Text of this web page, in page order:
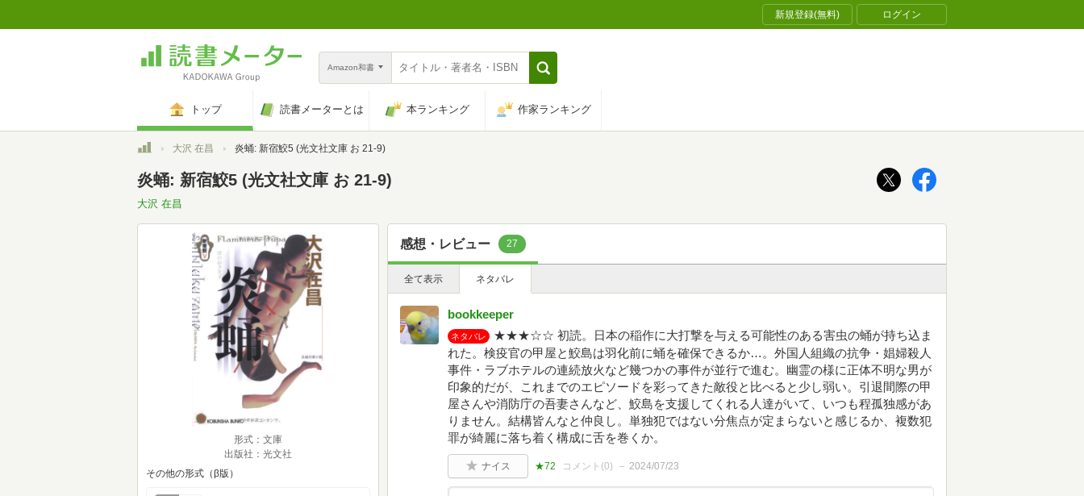
新規登録(無料) ログイン
Amazon和書
トップ 読書メーターとは 本ランキング 作家ランキング
トップ大沢 在昌 炎蛹: 新宿鮫5 (光文社文庫 お 21-9)
炎蛹: 新宿鮫5 (光文社文庫 お 21-9)
大沢 在昌
形式：文庫
出版社：光文社
その他の形式（β版）
感想・レビュー 27
全て表示 ネタバレ
bookkeeper
ネタバレ
★★★☆☆ 初読。日本の稲作に大打撃を与える可能性のある害虫の蛹が持ち込ま
れた。検疫官の甲屋と鮫島は羽化前に蛹を確保できるか…。外国人組織の抗争・娼婦殺人
事件・ラブホテルの連続放火など幾つかの事件が並行で進む。幽霊の様に正体不明な男が
印象的だが、これまでのエピソードを彩ってきた敵役と比べると少し弱い。引退間際の甲
屋さんや消防庁の吾妻さんなど、鮫島を支援してくれる人達がいて、いつも程孤独感があ
りません。結構皆んなと仲良し。単独犯ではない分焦点が定まらないと感じるか、複数犯
罪が綺麗に落ち着く構成に舌を巻くか。
ナイス ★72 コメント(0) 2024/07/23